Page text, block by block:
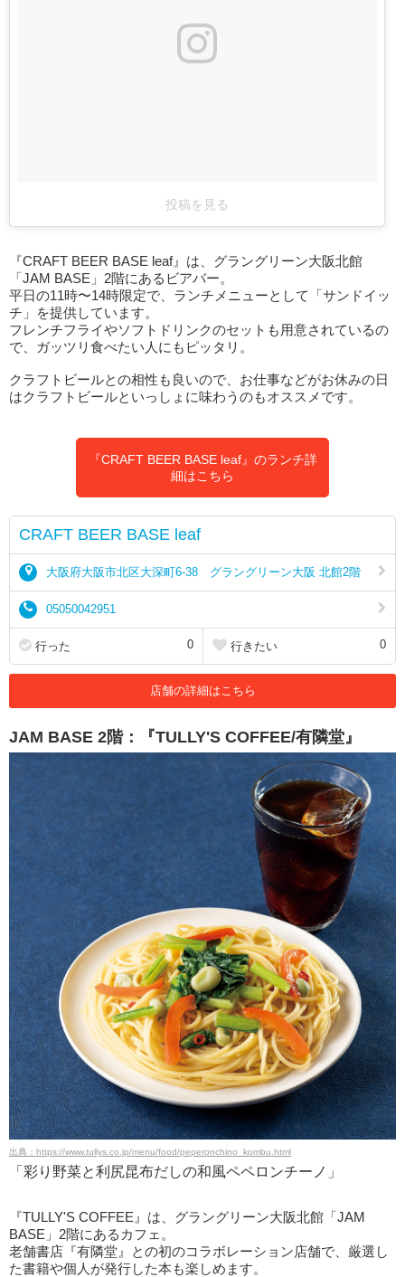
投稿を見る
『CRAFT BEER BASE leaf』は、グラングリーン大阪北館
「JAM BASE」2階にあるビアバー。
平日の11時〜14時限定で、ランチメニューとして「サンドイッ
チ」を提供しています。
フレンチフライやソフトドリンクのセットも用意されているの
で、ガッツリ食べたい人にもピッタリ。
クラフトビールとの相性も良いので、お仕事などがお休みの日
はクラフトビールといっしょに味わうのもオススメです。
『CRAFT BEER BASE leaf』のランチ詳
細はこちら
CRAFT BEER BASE leaf
大阪府大阪市北区大深町6-38 グラングリーン大阪 北館2階
05050042951
行った 0 行きたい 0
店舗の詳細はこちら
JAM BASE 2階：『TULLY'S COFFEE/有隣堂』
出典：https://www.tullys.co.jp/menu/food/peperonchino_kombu.html
「彩り野菜と利尻昆布だしの和風ペペロンチーノ」
『TULLY'S COFFEE』は、グラングリーン大阪北館「JAM
BASE」2階にあるカフェ。
老舗書店『有隣堂』との初のコラボレーション店舗で、厳選し
た書籍や個人が発行した本も楽しめます。